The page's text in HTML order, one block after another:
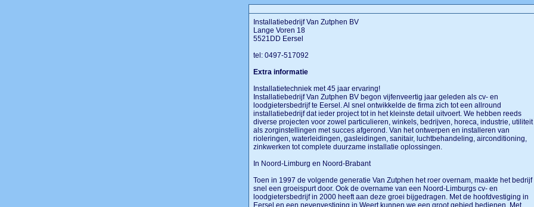
Installatiebedrijf Van Zutphen BV
Lange Voren 18
5521DD Eersel
tel: 0497-517092
Extra informatie
Installatietechniek met 45 jaar ervaring!
Installatiebedrijf Van Zutphen BV begon vijfenveertig jaar geleden als cv- en
loodgietersbedrijf te Eersel. Al snel ontwikkelde de firma zich tot een allround
installatiebedrijf dat ieder project tot in het kleinste detail uitvoert. We hebben reeds
diverse projecten voor zowel particulieren, winkels, bedrijven, horeca, industrie, utiliteit
als zorginstellingen met succes afgerond. Van het ontwerpen en installeren van
rioleringen, waterleidingen, gasleidingen, sanitair, luchtbehandeling, airconditioning,
zinkwerken tot complete duurzame installatie oplossingen.
In Noord-Limburg en Noord-Brabant
Toen in 1997 de volgende generatie Van Zutphen het roer overnam, maakte het bedrijf
snel een groeispurt door. Ook de overname van een Noord-Limburgs cv- en
loodgietersbedrijf in 2000 heeft aan deze groei bijgedragen. Met de hoofdvestiging in
Eersel en een nevenvestiging in Weert kunnen we een groot gebied bedienen. Met